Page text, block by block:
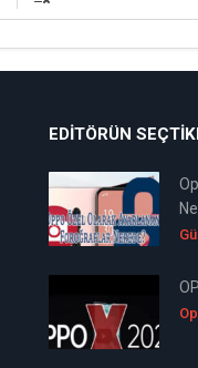
EDITÖRÜN